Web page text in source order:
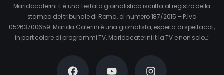
Maridacaterini.it è una testata giornalistica iscritta al registro della
stampa del tribunale di Roma, al numero 187/2015 – P.Iva
05263700659. Marida Caterini è una giornalista, esperta di spettacoli,
in particolare di programmi TV. Maridacaterini.it la TV e non solo…’